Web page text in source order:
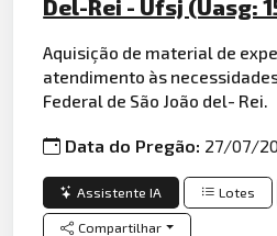
Del-Rei - Ufsj (Uasg:
Aquisição de material de
atendimento às
Federal de São João del- Rei.
Data do Pregão: 27/07/
Assistente IA Lotes
Compartilhar